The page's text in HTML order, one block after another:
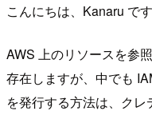
こんにちは、Kanaru です
AWS 上のリソースを参
存在しますが、中でも
を発行する方法は、ク